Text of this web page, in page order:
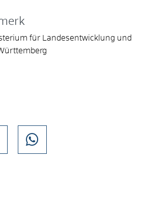
für Landesentwicklung und